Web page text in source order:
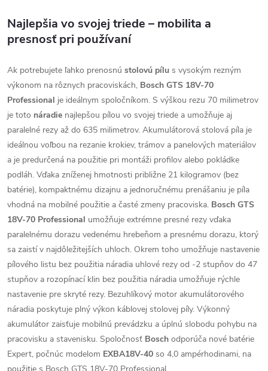
Najlepšia vo svojej triede – mobilita a
presnosť pri používaní
Ak potrebujete ľahko prenosnú stolovú pílu s vysokým rezným
výkonom na rôznych pracoviskách, Bosch GTS 18V-70
Professional je ideálnym spoločníkom. S výškou rezu 70 milimetrov
je toto náradie najlepšou pílou vo svojej triede a umožňuje aj
paralelné rezy až do 635 milimetrov. Akumulátorová stolová píla je
ideálnou voľbou na rezanie krokiev, trámov a panelových materiálov
a je predurčená na použitie pri montáži profilov alebo pokládke
podláh. Vďaka zníženej hmotnosti približne 21 kilogramov (bez
batérie), kompaktnému dizajnu a jednoručnému prenášaniu je píla
vhodná na mobilné použitie a časté zmeny pracoviska. Bosch GTS
18V-70 Professional umožňuje extrémne presné rezy vďaka
paralelnému dorazu vedenému hrebeňom a presnému dorazu, ktorý
sa zaistí v najdôležitejších uhloch. Okrem toho umožňuje nastavenie
pílového listu bez použitia náradia uhlové rezy od -2 stupňov do 47
stupňov a rozopínací klin bez použitia náradia umožňuje rýchle
nastavenie pre skryté rezy. Bezuhlíkový motor akumulátorového
náradia poskytuje plný výkon káblovej stolovej píly. Výkonný
akumulátor zaisťuje mobilnú prevádzku a úplnú slobodu pohybu na
pracovisku a stavenisku. Spoločnosť Bosch odporúča nové batérie
Expert, počnúc modelom EXBA18V-40 so 4,0 ampérhodinami, na